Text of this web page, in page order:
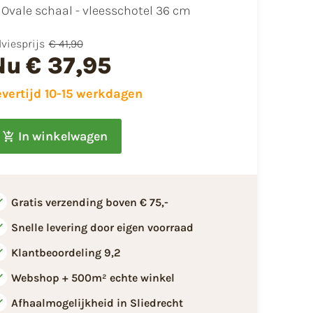
Ovale schaal - vleesschotel 36 cm
€ 41,90
€ 37,95
10-15 werkdagen
In winkelwagen
Gratis verzending boven € 75,-
Snelle levering door eigen voorraad
Klantbeoordeling 9,2
Webshop + 500m² echte winkel
Afhaalmogelijkheid in Sliedrecht